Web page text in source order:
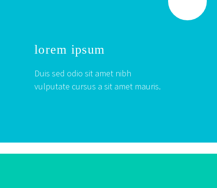
lorem ipsum
Duis sed odio sit amet nibh
vulputate cursus a sit amet mauris.